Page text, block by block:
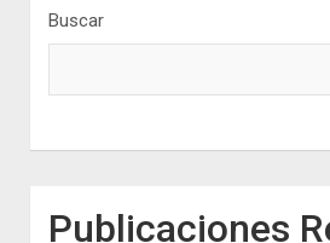
Buscar
Publicaciones